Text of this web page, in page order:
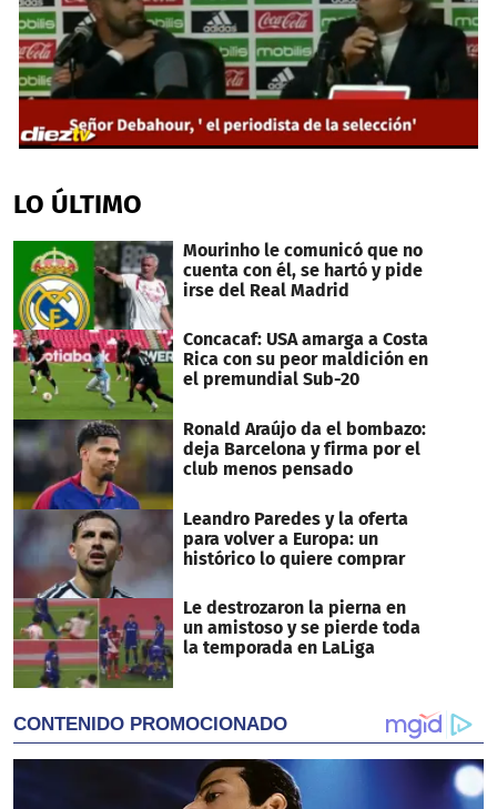
of
45
LO ÚLTIMO
Mourinho le comunicó que no
cuenta con él, se hartó y pide
irse del Real Madrid
Concacaf: USA amarga a Costa
Rica con su peor maldición en
el premundial Sub-20
Ronald Araújo da el bombazo:
deja Barcelona y firma por el
club menos pensado
Leandro Paredes y la oferta
para volver a Europa: un
histórico lo quiere comprar
Le destrozaron la pierna en
un amistoso y se pierde toda
la temporada en LaLiga